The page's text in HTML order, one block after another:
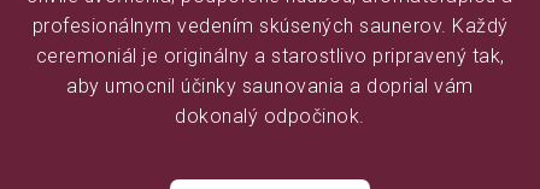
profesionálnym vedením skúsených saunerov. Každý
ceremoniál je originálny a starostlivo pripravený tak,
aby umocnil účinky saunovania a doprial vám
dokonalý odpočinok.